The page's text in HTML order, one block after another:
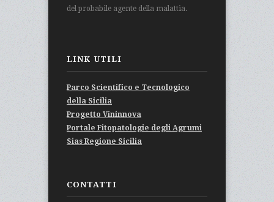
del probabile agente della malattia.
LINK UTILI
Parco Scientifico e Tecnologico
della Sicilia
Progetto Vininnova
Portale Fitopatologie degli Agrumi
Sias Regione Sicilia
CONTATTI